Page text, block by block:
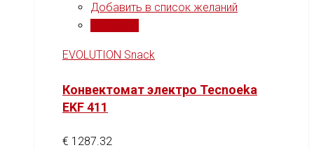
Добавить в список желаний
EVOLUTION Snack
Конвектомат электро Tecnoeka
EKF 411
€ 1287.32